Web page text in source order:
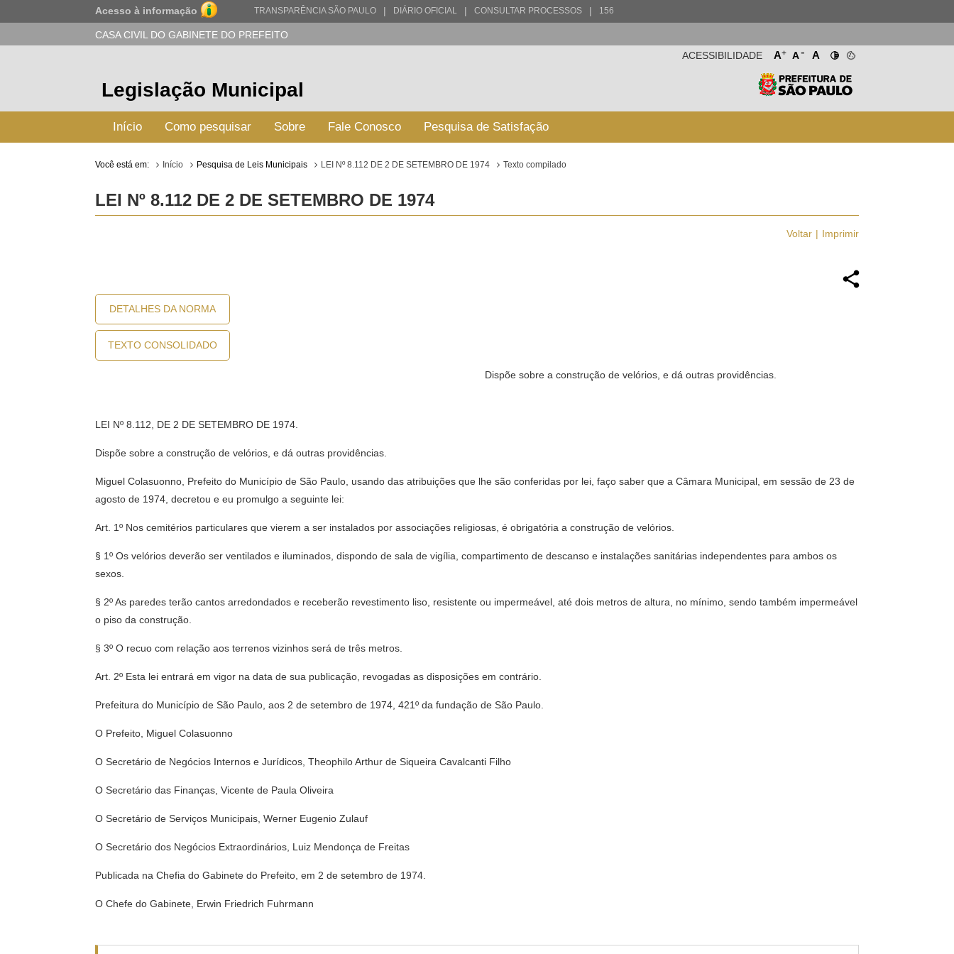
Acesso à informação TRANSPARÊNCIA SÃO PAULO | DIÁRIO OFICIAL | CONSULTAR PROCESSOS | 156
CASA CIVIL DO GABINETE DO PREFEITO
A+ A- A
ACESSIBILIDADE
Legislação Municipal
Início Como pesquisar Sobre Fale Conosco Pesquisa de Satisfação
Você está em: Início Pesquisa de Leis Municipais LEI Nº 8.112 DE 2 DE SETEMBRO DE 1974 Texto compilado
LEI Nº 8.112 DE 2 DE SETEMBRO DE 1974
Voltar Imprimir
DETALHES DA NORMA
TEXTO CONSOLIDADO
Dispõe sobre a construção de velórios, e dá outras providências.
LEI Nº 8.112, DE 2 DE SETEMBRO DE 1974.
Dispõe sobre a construção de velórios, e dá outras providências.
Miguel Colasuonno, Prefeito do Município de São Paulo, usando das atribuições que lhe são conferidas por lei, faço saber que a Câmara Municipal, em sessão de 23 de
agosto de 1974, decretou e eu promulgo a seguinte lei:
Art. 1º Nos cemitérios particulares que vierem a ser instalados por associações religiosas, é obrigatória a construção de velórios.
§ 1º Os velórios deverão ser ventilados e iluminados, dispondo de sala de vigília, compartimento de descanso e instalações sanitárias independentes para ambos os
sexos.
§ 2º As paredes terão cantos arredondados e receberão revestimento liso, resistente ou impermeável, até dois metros de altura, no mínimo, sendo também impermeável
o piso da construção.
§ 3º O recuo com relação aos terrenos vizinhos será de três metros.
Art. 2º Esta lei entrará em vigor na data de sua publicação, revogadas as disposições em contrário.
Prefeitura do Município de São Paulo, aos 2 de setembro de 1974, 421º da fundação de São Paulo.
O Prefeito, Miguel Colasuonno
O Secretário de Negócios Internos e Jurídicos, Theophilo Arthur de Siqueira Cavalcanti Filho
O Secretário das Finanças, Vicente de Paula Oliveira
O Secretário de Serviços Municipais, Werner Eugenio Zulauf
O Secretário dos Negócios Extraordinários, Luiz Mendonça de Freitas
Publicada na Chefia do Gabinete do Prefeito, em 2 de setembro de 1974.
O Chefe do Gabinete, Erwin Friedrich Fuhrmann